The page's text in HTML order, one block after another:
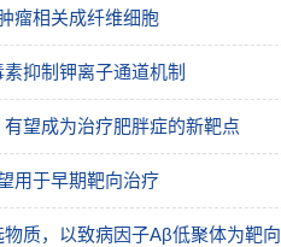
瘤相关成纤维细胞
抑制钾离子通道机制
望成为治疗肥胖症的新靶点
用于早期靶向治疗
质，以致病因子Aβ低聚体为靶向